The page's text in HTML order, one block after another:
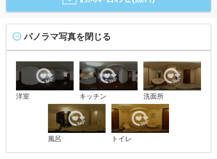
パノラマ写真を閉じる
洋室 キッチン 洗面所
風呂 トイレ